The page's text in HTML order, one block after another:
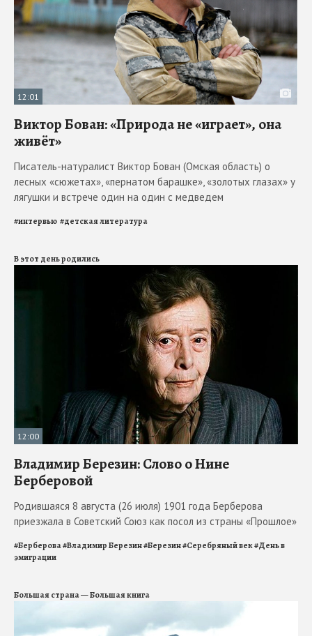
12:01
Виктор Бован: «Природа не «играет», она
живёт»
Писатель-натуралист Виктор Бован (Омская область) о
лесных «сюжетах», «пернатом барашке», «золотых глазах» у
лягушки и встрече один на один с медведем
#интервью #детская литература
В этот день родились
12:00
Владимир Березин: Слово о Нине
Берберовой
Родившаяся 8 августа (26 июля) 1901 года Берберова
приезжала в Советский Союз как посол из страны «Прошлое»
#Берберова#Владимир Березин#Березин#Серебряный век#День в
эмиграции
Большая страна — Большая книга